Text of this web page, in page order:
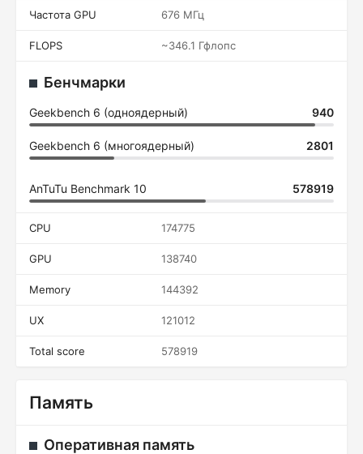
Частота GPU 676 МГц
FLOPS ~346.1 Гфлопс
Бенчмарки
Geekbench 6 (одноядерный) 940
Geekbench 6 (многоядерный) 2801
AnTuTu Benchmark 10 578919
CPU 174775
GPU 138740
Memory 144392
UX 121012
Total score 578919
Память
Оперативная память